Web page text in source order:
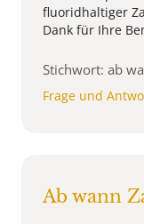
fluoridhaltiger
Dank für Ihre
Stichwort: ab
Frage und
Ab wann